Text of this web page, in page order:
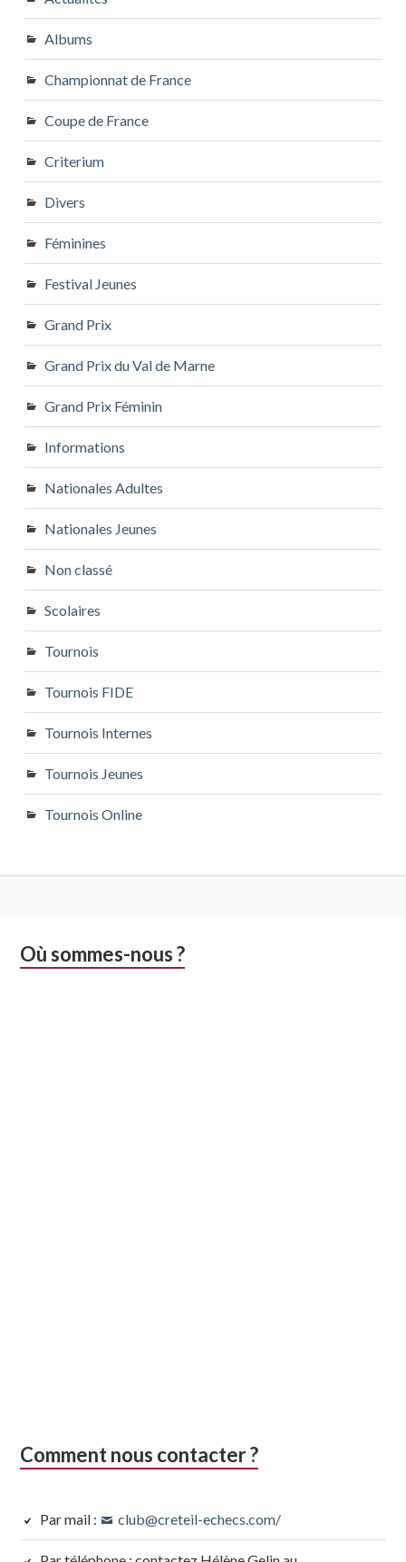
Albums
Championnat de France
Coupe de France
Criterium
Divers
Féminines
Festival Jeunes
Grand Prix
Grand Prix du Val de Marne
Grand Prix Féminin
Informations
Nationales Adultes
Nationales Jeunes
Non classé
Scolaires
Tournois
Tournois FIDE
Tournois Internes
Tournois Jeunes
Tournois Online
Colonne
Où sommes-nous ?
Comment nous contacter ?
Par mail : club@creteil-echecs.com/